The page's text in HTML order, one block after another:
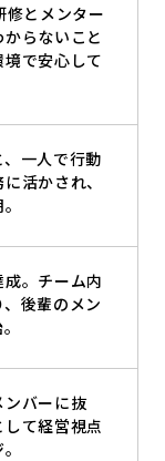
とメンター
らないこと
で安心して
一人で行動
活かされ、
。チーム内
後輩のメン
ンバーに抜
て経営視点